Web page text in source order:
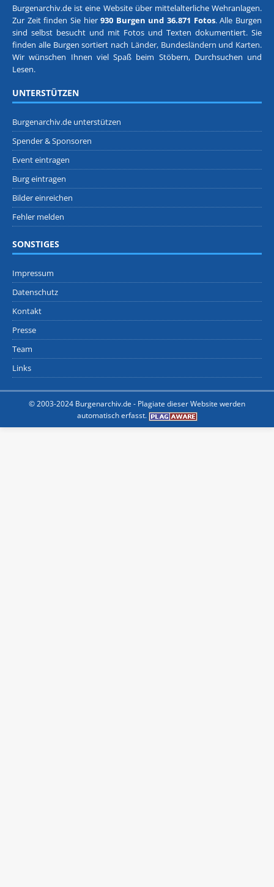
Burgenarchiv.de ist eine Website über mittelalterliche Wehranlagen.
Zur Zeit finden Sie hier930 Burgen und 36.871 Fotos. Alle Burgen
sind selbst besucht und mit Fotos und Texten dokumentiert. Sie
finden alle Burgen sortiert nach Länder, Bundesländern und Karten.
Wir wünschen Ihnen viel Spaß beim Stöbern, Durchsuchen und
Lesen.
UNTERSTÜTZEN
Burgenarchiv.de unterstützen
Spender & Sponsoren
Event eintragen
Burg eintragen
Bilder einreichen
Fehler melden
SONSTIGES
Impressum
Datenschutz
Kontakt
Presse
Team
Links
© 2003-2024 Burgenarchiv.de - Plagiate dieser Website werden
automatisch erfasst.